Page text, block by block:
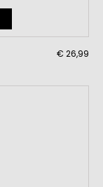
€ 26,99